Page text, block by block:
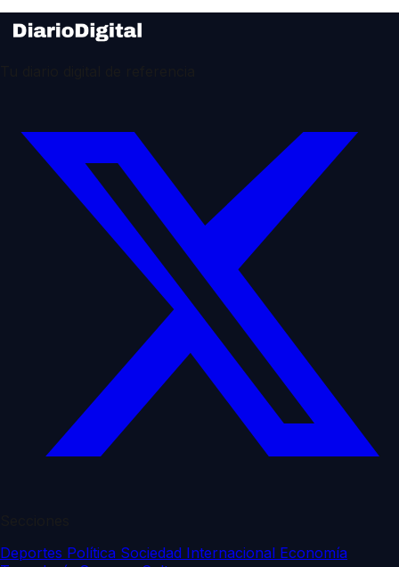
Deportes Política Sociedad Internacional Economía